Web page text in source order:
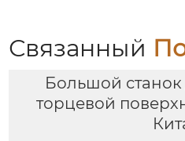
Связанный
Большой
торцевой